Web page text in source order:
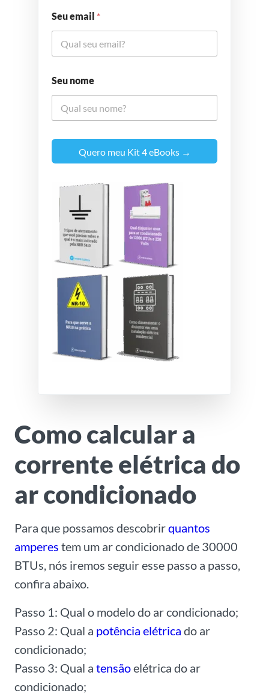
Seu email *
Seu nome
Quero meu Kit 4 eBooks →
Como calcular a
corrente elétrica do
ar condicionado
Para que possamos descobrirquantos
amperes tem um ar condicionado de 30000
BTUs, nós iremos seguir esse passo a passo,
confira abaixo.
Passo 1: Qual o modelo do ar condicionado;
Passo 2: Qual a potência elétrica do ar
condicionado;
Passo 3: Qual a tensãoelétrica do ar
condicionado;